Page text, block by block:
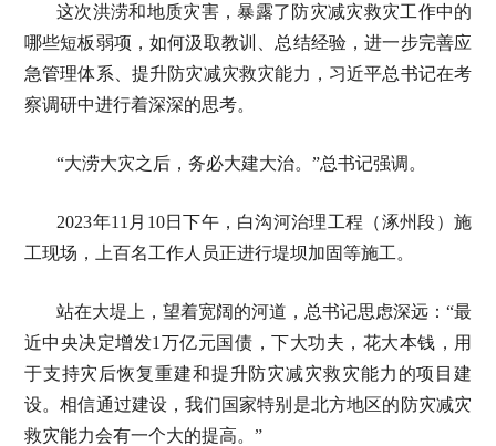
这次洪涝和地质灾害，暴露了防灾减灾救灾工作中的
哪些短板弱项，如何汲取教训、总结经验，进一步完善应
急管理体系、提升防灾减灾救灾能力，习近平总书记在考
察调研中进行着深深的思考。
“大涝大灾之后，务必大建大治。”总书记强调。
2023年11月10日下午，白沟河治理工程（涿州段）施
工现场，上百名工作人员正进行堤坝加固等施工。
站在大堤上，望着宽阔的河道，总书记思虑深远：“最
近中央决定增发1万亿元国债，下大功夫，花大本钱，用
于支持灾后恢复重建和提升防灾减灾救灾能力的项目建
设。相信通过建设，我们国家特别是北方地区的防灾减灾
救灾能力会有一个大的提高。”